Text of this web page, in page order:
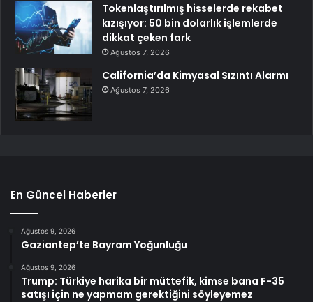
Tokenlaştırılmış hisselerde rekabet
kızışıyor: 50 bin dolarlık işlemlerde
dikkat çeken fark
Ağustos 7, 2026
California’da Kimyasal Sızıntı Alarmı
Ağustos 7, 2026
En Güncel Haberler
Ağustos 9, 2026
Gaziantep’te Bayram Yoğunluğu
Ağustos 9, 2026
Trump: Türkiye harika bir müttefik, kimse bana F-35
satışı için ne yapmam gerektiğini söyleyemez